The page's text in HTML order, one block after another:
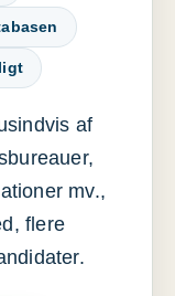
af
mv.,
flere